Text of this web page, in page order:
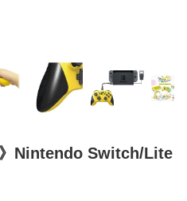
Nintendo Switch/Lite